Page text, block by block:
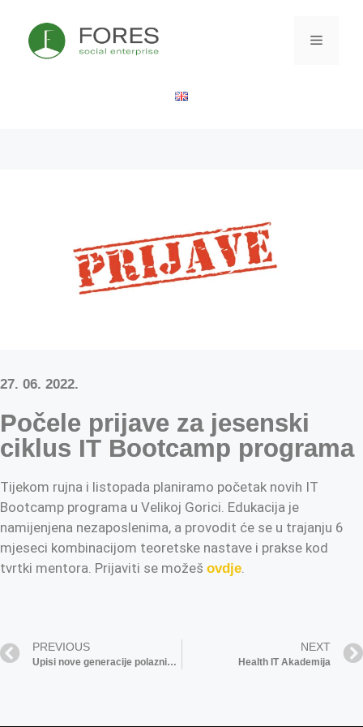
27. 06. 2022.
Počele prijave za jesenski
ciklus IT Bootcamp programa
Tijekom rujna i listopada planiramo početak novih IT
Bootcamp programa u Velikoj Gorici. Edukacija je
namijenjena nezaposlenima, a provodit će se u trajanju 6
mjeseci kombinacijom teoretske nastave i prakse kod
tvrtki mentora. Prijaviti se možeš ovdje
PREVIOUS
Upisi nove generacije polaznika IT Bootcamp programa
NEXT
Health IT Akademija